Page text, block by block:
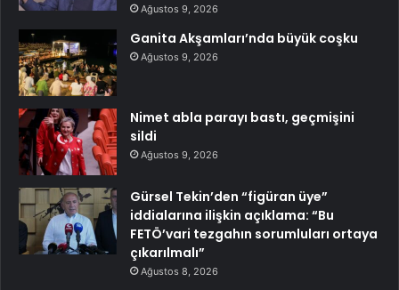
Ağustos 9, 2026
Ganita Akşamları’nda büyük coşku
Ağustos 9, 2026
Nimet abla parayı bastı, geçmişini
sildi
Ağustos 9, 2026
Gürsel Tekin’den “figüran üye”
iddialarına ilişkin açıklama: “Bu
FETÖ’vari tezgahın sorumluları ortaya
çıkarılmalı”
Ağustos 8, 2026